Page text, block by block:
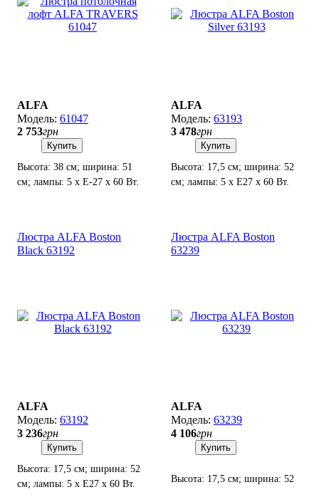
ALFA
61047
2 753грн
Купить
Высота: 38 см; ширина: 51
см; лампы: 5 х Е-27 х 60 Вт.
ALFA
63193
3 478грн
Купить
Высота: 17,5 см; ширина: 52
см; лампы: 5 х Е27 х 60 Вт.
Люстра ALFA Boston
Black 63192
ALFA
63192
3 236грн
Купить
Высота: 17,5 см; ширина: 52
см; лампы: 5 х Е27 х 60 Вт.
Люстра ALFA Boston
63239
ALFA
63239
4 106грн
Купить
Высота: 17,5 см; ширина: 52